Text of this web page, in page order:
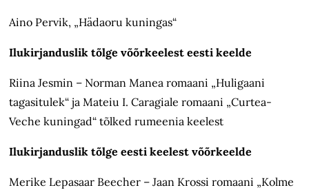
Aino Pervik, „Hädaoru kuningas“
Ilukirjanduslik tõlge võõrkeelest eesti keelde
Riina Jesmin – Norman Manea romaani „Huligaani
tagasitulek“ ja Mateiu I. Caragiale romaani „Curtea-
Veche kuningad“ tõlked rumeenia keelest
Ilukirjanduslik tõlge eesti keelest võõrkeelde
Merike Lepasaar Beecher – Jaan Krossi romaani „Kolme